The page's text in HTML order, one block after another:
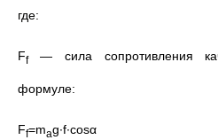
где:
Ff — сила сопротивления
формуле:
Ff=mag∙f∙cosα